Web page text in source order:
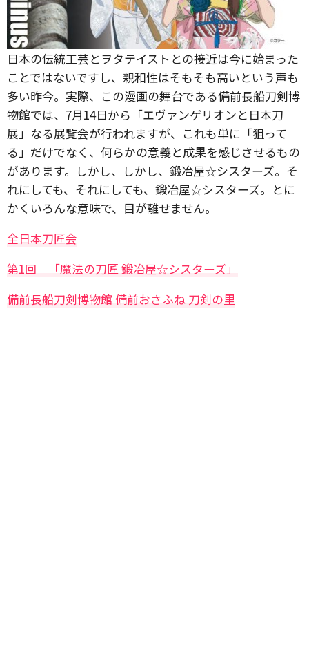
日本の伝統工芸とヲタテイストとの接近は今に始まった
ことではないですし、親和性はそもそも高いという声も
多い昨今。実際、この漫画の舞台である備前長船刀剣博
物館では、7月14日から「エヴァンゲリオンと日本刀
展」なる展覧会が行われますが、これも単に「狙って
る」だけでなく、何らかの意義と成果を感じさせるもの
があります。しかし、しかし、鍛冶屋☆シスターズ。そ
れにしても、それにしても、鍛冶屋☆シスターズ。とに
かくいろんな意味で、目が離せません。
全日本刀匠会
第1回 「魔法の刀匠 鍛冶屋☆シスターズ」
備前長船刀剣博物館 備前おさふね 刀剣の里